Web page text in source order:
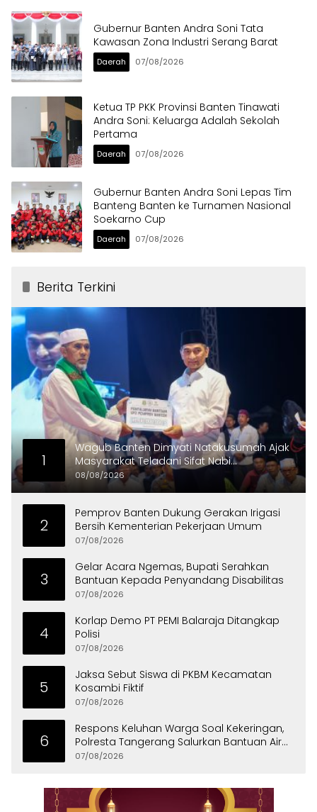
Gubernur Banten Andra Soni Tata
Kawasan Zona Industri Serang Barat
Daerah 07/08/2026
Ketua TP PKK Provinsi Banten Tinawati
Andra Soni: Keluarga Adalah Sekolah
Pertama
Daerah 07/08/2026
Gubernur Banten Andra Soni Lepas Tim
Banteng Banten ke Turnamen Nasional
Soekarno Cup
Daerah 07/08/2026
Berita Terkini
1
Wagub Banten Dimyati Natakusumah Ajak
Masyarakat Teladani Sifat Nabi
Muhammad
08/08/2026
2
Pemprov Banten Dukung Gerakan Irigasi
Bersih Kementerian Pekerjaan Umum
07/08/2026
3
Gelar Acara Ngemas, Bupati Serahkan
Bantuan Kepada Penyandang Disabilitas
07/08/2026
4
Korlap Demo PT PEMI Balaraja Ditangkap
Polisi
07/08/2026
5
Jaksa Sebut Siswa di PKBM Kecamatan
Kosambi Fiktif
07/08/2026
6
Respons Keluhan Warga Soal Kekeringan,
Polresta Tangerang Salurkan Bantuan Air
Bersih ke Panongan
07/08/2026